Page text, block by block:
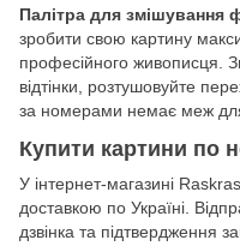
Палітра для змішування
зробити свою картину
професійного живописця.
відтінки, розтушовуйте
за номерами немає меж
Купити картини по
У інтернет-магазині
доставкою по Україні.
дзвінка та